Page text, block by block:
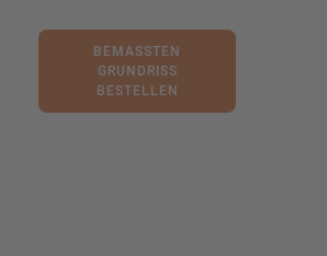
BEMASSTEN G
RUNDRISS B
ESTELLEN